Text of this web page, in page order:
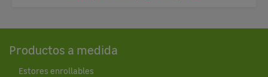
Productos a medida
Estores enrollables